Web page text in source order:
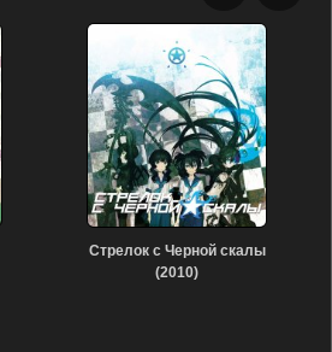
Стрелок с Черной скалы
(2010)